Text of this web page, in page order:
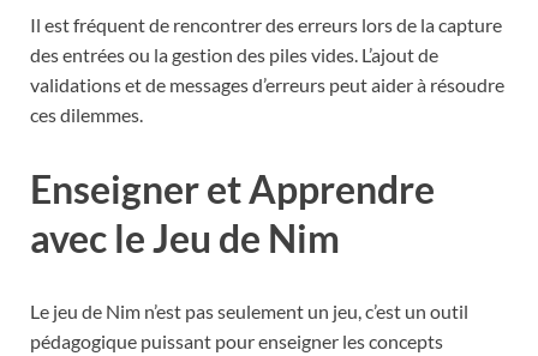
Il est fréquent de rencontrer des erreurs lors de la capture
des entrées ou la gestion des piles vides. L’ajout de
validations et de messages d’erreurs peut aider à résoudre
ces dilemmes.
Enseigner et Apprendre
avec le Jeu de Nim
Le jeu de Nim n’est pas seulement un jeu, c’est un outil
pédagogique puissant pour enseigner les concepts